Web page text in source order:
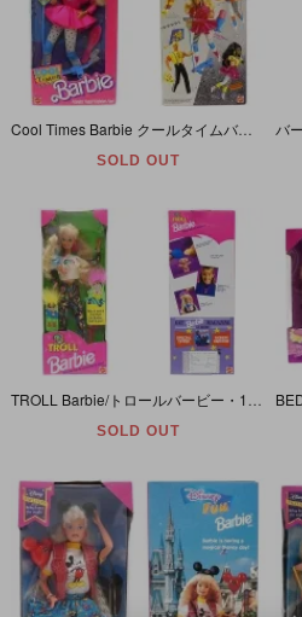
Cool Times Barbie クールタイムバービー 1988年
SOLD OUT
SOLD OUT